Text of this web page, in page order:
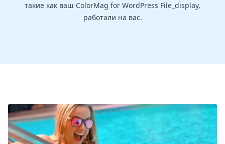
такие как ваш ColorMag for WordPress File_display,
работали на вас.